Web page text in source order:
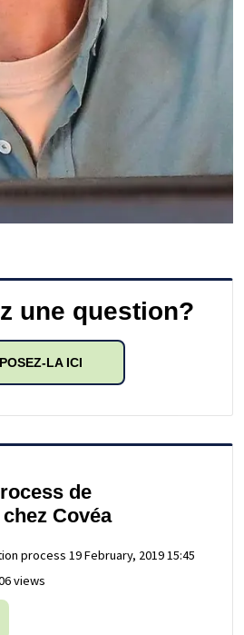
une question?
POSEZ-LA ICI
de
Covéa
process 19 February, 2019 15:45
views